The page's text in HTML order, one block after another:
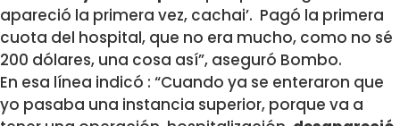
apareció la primera vez, cachai’. Pagó la primera
cuota del hospital, que no era mucho, como no sé
200 dólares, una cosa así”, aseguró Bombo.
En esa línea indicó : “Cuando ya se enteraron que
yo pasaba una instancia superior, porque va a